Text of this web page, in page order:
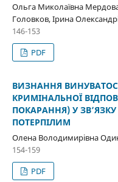
Ольга Миколаївна
Головков, Ірина
146-153
PDF
ВИЗНАННЯ
КРИМІНАЛЬНОЇ
ПОКАРАННЯ) У
ПОТЕРПІЛИМ
Олена Володимирівна
154-159
PDF